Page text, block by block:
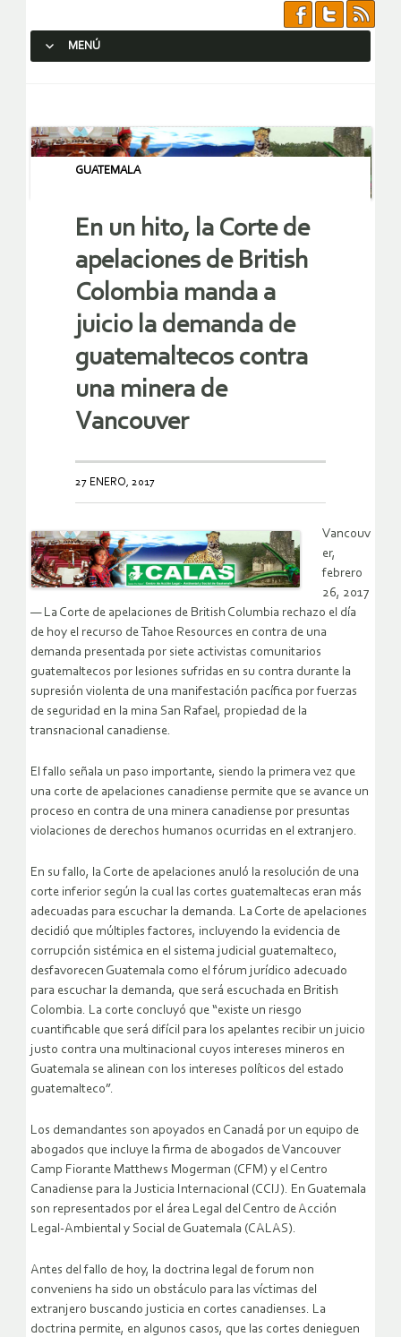
MENÚ
GUATEMALA
En un hito, la Corte de
apelaciones de British
Colombia manda a
juicio la demanda de
guatemaltecos contra
una minera de
Vancouver
27 ENERO, 2017
Vancouv
er,
febrero
26, 2017
— La Corte de apelaciones de British Columbia rechazo el día
de hoy el recurso de Tahoe Resources en contra de una
demanda presentada por siete activistas comunitarios
guatemaltecos por lesiones sufridas en su contra durante la
supresión violenta de una manifestación pacífica por fuerzas
de seguridad en la mina San Rafael, propiedad de la
transnacional canadiense.
El fallo señala un paso importante, siendo la primera vez que
una corte de apelaciones canadiense permite que se avance un
proceso en contra de una minera canadiense por presuntas
violaciones de derechos humanos ocurridas en el extranjero.
En su fallo, la Corte de apelaciones anuló la resolución de una
corte inferior según la cual las cortes guatemaltecas eran más
adecuadas para escuchar la demanda. La Corte de apelaciones
decidió que múltiples factores, incluyendo la evidencia de
corrupción sistémica en el sistema judicial guatemalteco,
desfavorecen Guatemala como el fórum jurídico adecuado
para escuchar la demanda, que será escuchada en British
Colombia. La corte concluyó que “existe un riesgo
cuantificable que será difícil para los apelantes recibir un juicio
justo contra una multinacional cuyos intereses mineros en
Guatemala se alinean con los intereses políticos del estado
guatemalteco”.
Los demandantes son apoyados en Canadá por un equipo de
abogados que incluye la firma de abogados de Vancouver
Camp Fiorante Matthews Mogerman (CFM) y el Centro
Canadiense para la Justicia Internacional (CCIJ). En Guatemala
son representados por el área Legal del Centro de Acción
Legal-Ambiental y Social de Guatemala (CALAS).
Antes del fallo de hoy, la doctrina legal de forum non
conveniens ha sido un obstáculo para las víctimas del
extranjero buscando justicia en cortes canadienses. La
doctrina permite, en algunos casos, que las cortes denieguen